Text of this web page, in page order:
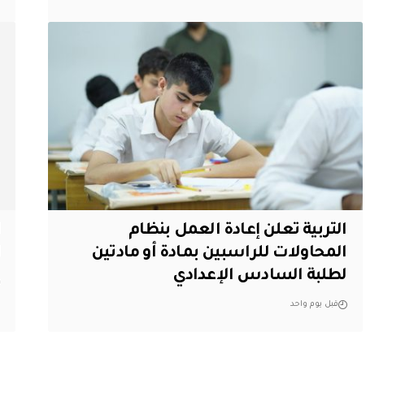
التربية تعلن إعادة العمل بنظام
المحاولات للراسبين بمادة أو مادتين
لطلبة السادس الإعدادي
قبل يوم واحد